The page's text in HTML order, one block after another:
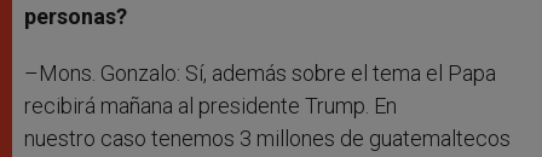
personas?
–Mons. Gonzalo: Sí, además sobre el tema el Papa
recibirá mañana al presidente Trump. En
nuestro caso tenemos 3 millones de guatemaltecos